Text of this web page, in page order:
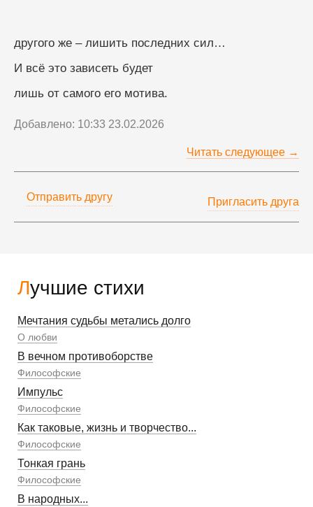
Лучшие стихи
Мечтания судьбы метались долго
О любви
В вечном противоборстве
Философские
Импульс
Философские
Как таковые, жизнь и творчество...
Философские
Тонкая грань
Философские
В народных...
другого же – лишить последних сил…
И всё это зависеть будет
лишь от самого его мотива.
Добавлено: 10:33 23.02.2026
Читать следующее →
Отправить другу Пригласить друга